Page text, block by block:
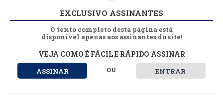
EXCLUSIVO ASSINANTES
O texto completo desta página está
disponível apenas aos assinantes do site!
VEJA COMO É FÁCIL E RÁPIDO ASSINAR
ASSINAR OU ENTRAR